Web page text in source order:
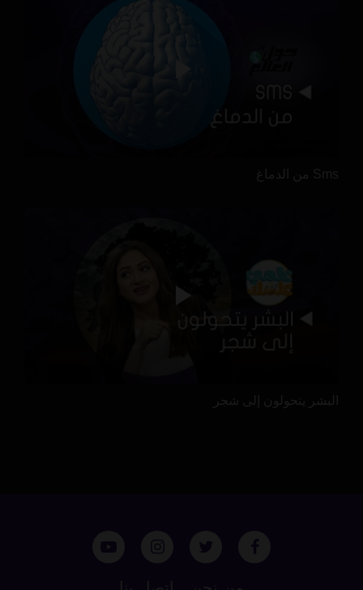
Sms من الدماغ
البشر يتحولون إلى شجر